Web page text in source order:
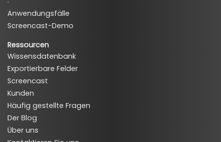
Anwendungsfälle
Screencast-Demo
Ressourcen
Wissensdatenbank
Exportierbare Felder
Screencast
Kunden
Häufig gestellte Fragen
Der Blog
Über uns